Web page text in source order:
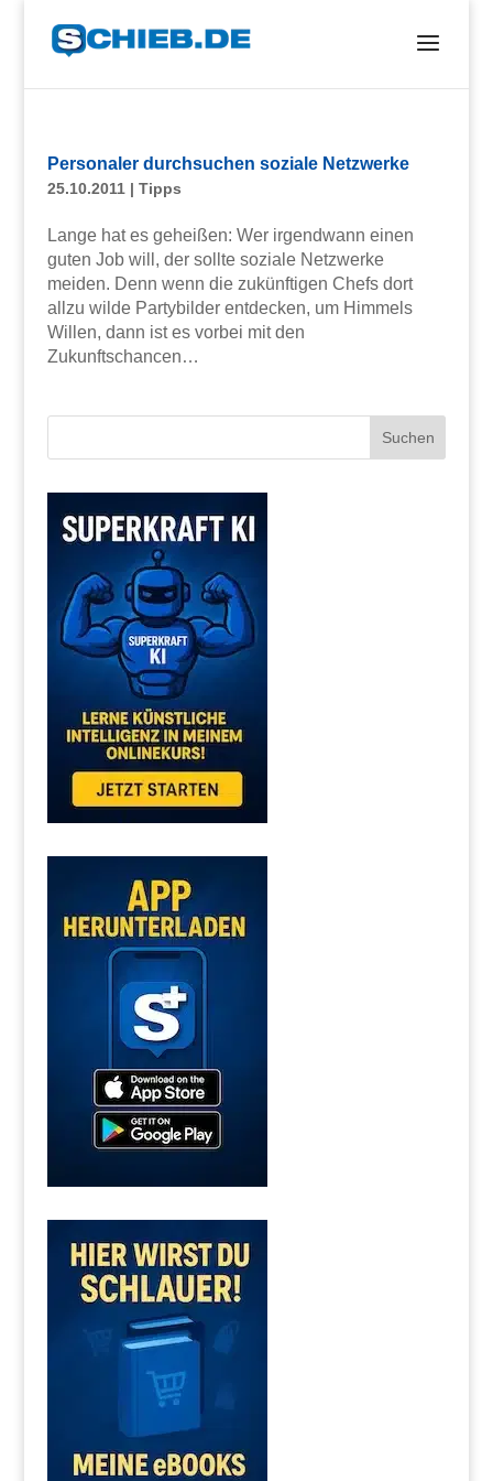
Personaler durchsuchen soziale Netzwerke
25.10.2011| Tipps
Lange hat es geheißen: Wer irgendwann einen
guten Job will, der sollte soziale Netzwerke
meiden. Denn wenn die zukünftigen Chefs dort
allzu wilde Partybilder entdecken, um Himmels
Willen, dann ist es vorbei mit den
Zukunftschancen…